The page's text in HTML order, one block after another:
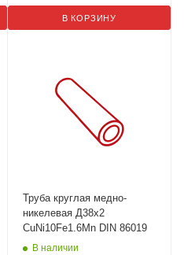
В КОРЗИНУ
Труба круглая медно-
никелевая Д38х2
CuNi10Fe1.6Mn DIN 86019
В наличии